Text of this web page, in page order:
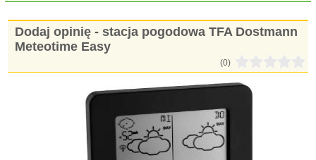
Dodaj opinię - stacja pogodowa TFA Dostmann
Meteotime Easy
(0)